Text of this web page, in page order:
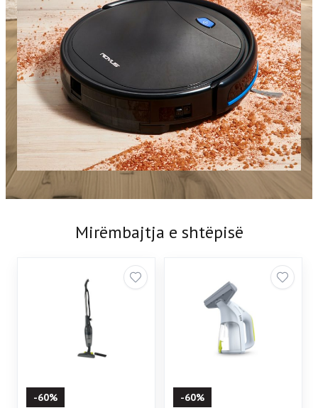
Mirëmbajtja e shtëpisë
-60% -60%